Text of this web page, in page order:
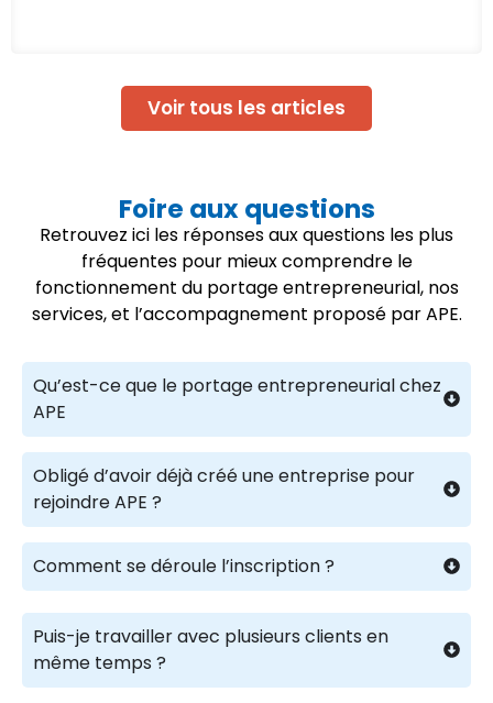
Voir tous les articles
Foire aux questions
Retrouvez ici les réponses aux questions les plus
fréquentes pour mieux comprendre le
fonctionnement du portage entrepreneurial, nos
services, et l’accompagnement proposé par APE.
Qu’est-ce que le portage entrepreneurial chez
APE
Obligé d’avoir déjà créé une entreprise pour
rejoindre APE ?
Comment se déroule l’inscription ?
Puis-je travailler avec plusieurs clients en
même temps ?